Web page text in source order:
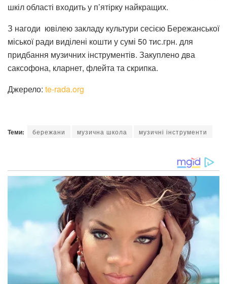
шкіл області входить у п’ятірку найкращих.
З нагоди ювілею закладу культури сесією Бережанської
міської ради виділені кошти у сумі 50 тис.грн. для
придбання музичних інструментів. Закуплено два
саксофона, кларнет, флейта та скрипка.
Джерело: te-rada.org
Теми: бережани музична школа музичні інструменти